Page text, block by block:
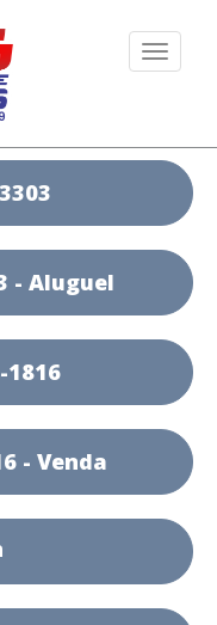
- Aluguel
1816
- Venda